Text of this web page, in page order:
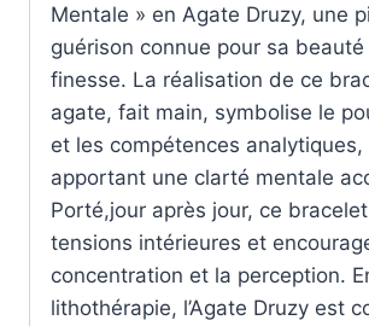
Mentale » en Agate Druzy, une
guérison connue pour sa beauté
finesse. La réalisation de ce
agate, fait main, symbolise le
et les compétences analytiques,
apportant une clarté mentale
Porté,jour après jour, ce
tensions intérieures et
concentration et la perception.
lithothérapie, l’Agate Druzy est